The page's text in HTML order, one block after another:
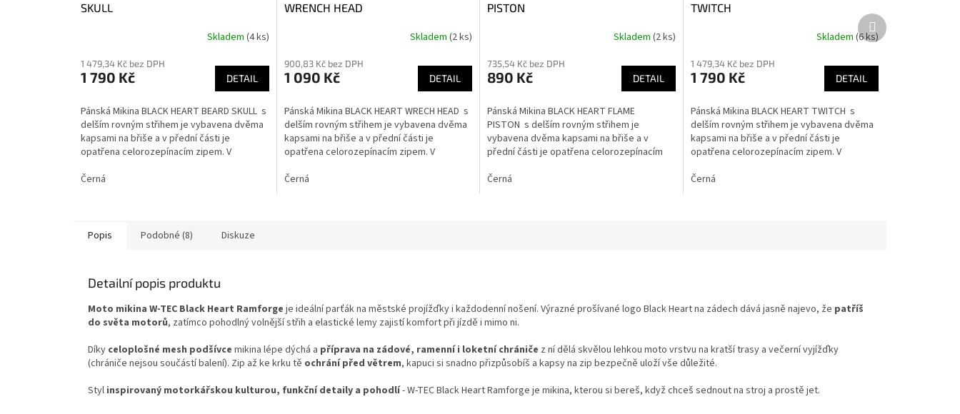
SKULL
Skladem (4 ks)
1 479,34 Kč bez DPH
1 790 Kč DETAIL
Pánská Mikina BLACK HEART BEARD SKULL s
delším rovným střihem je vybavena dvěma
kapsami na břiše a v přední části je
opatřena celorozepínacím zipem. V
Černá
WRENCH HEAD
Skladem (2 ks)
900,83 Kč bez DPH
1 090 Kč DETAIL
Pánská Mikina BLACK HEART WRECH HEAD s
delším rovným střihem je vybavena dvěma
kapsami na břiše a v přední části je
opatřena celorozepínacím zipem. V
Černá
PISTON
Skladem (2 ks)
735,54 Kč bez DPH
890 Kč DETAIL
Pánská Mikina BLACK HEART FLAME
PISTON s delším rovným střihem je
vybavena dvěma kapsami na břiše a v
přední části je opatřena celorozepínacím
Černá
TWITCH
Skladem (6 ks)
1 479,34 Kč bez DPH
1 790 Kč DETAIL
Pánská Mikina BLACK HEART TWITCH s
delším rovným střihem je vybavena dvěma
kapsami na břiše a v přední části je
opatřena celorozepínacím zipem. V
Černá
Další
produkt
Popis Podobné (8) Diskuze
Detailní popis produktu
Moto mikina W-TEC Black Heart Ramforge je ideální parťák na městské projížďky i každodenní nošení. Výrazné prošívané logo Black Heart na zádech dává jasně najevo, že patříš
do světa motorů, zatímco pohodlný volnější střih a elastické lemy zajistí komfort při jízdě i mimo ni.
Díky celoplošné mesh podšívce mikina lépe dýchá a příprava na zádové, ramenní i loketní chrániče z ní dělá skvělou lehkou moto vrstvu na kratší trasy a večerní vyjížďky
(chrániče nejsou součástí balení). Zip až ke krku tě ochrání před větrem, kapuci si snadno přizpůsobíš a kapsy na zip bezpečně uloží vše důležité.
Styl inspirovaný motorkářskou kulturou, funkční detaily a pohodlí- W-TEC Black Heart Ramforge je mikina, kterou si bereš, když chceš sednout na stroj a prostě jet.